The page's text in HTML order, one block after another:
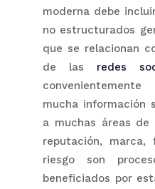
moderna debe
no estructurados
que se relacionan
de las redes
mucha información
a muchas áreas de
reputación, marca,
riesgo son
beneficiados por